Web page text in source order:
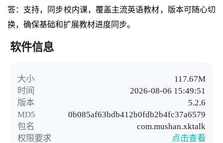
答：支持，同步校内课，覆盖主流英语教材，版本可随心切
换，确保基础和扩展教材进度同步。
软件信息
大小
117.67M
时间
2026-08-06 15:49:51
版本
5.2.6
MD5
0b085af63bdb412b0fdb2b4fc37a6579
包名
com.mushan.xktalk
权限要求
点击查看